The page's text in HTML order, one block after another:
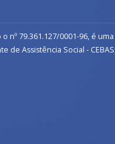
o nº 79.361.127/0001-96, é
de Assistência Social -